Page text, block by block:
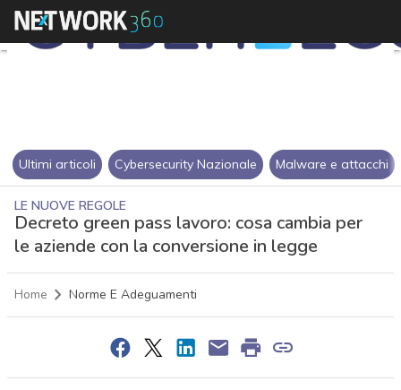
Ultimi articoli Cybersecurity Nazionale Malware e attacchi
LE NUOVE REGOLE
Decreto green pass lavoro: cosa cambia per
le aziende con la conversione in legge
Home Norme E Adeguamenti